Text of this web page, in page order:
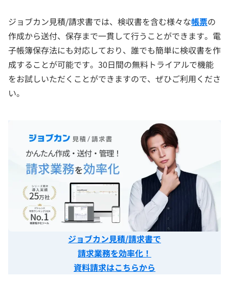
ジョブカン見積/請求書では、検収書を含む様々な帳票の
作成から送付、保存まで一貫して行うことができます。電
子帳簿保存法にも対応しており、誰でも簡単に検収書を作
成することが可能です。30日間の無料トライアルで機能
をお試しいただくことができますので、ぜひご利用くださ
い。
ジョブカン見積/請求書で
請求業務を効率化！
資料請求はこちらから